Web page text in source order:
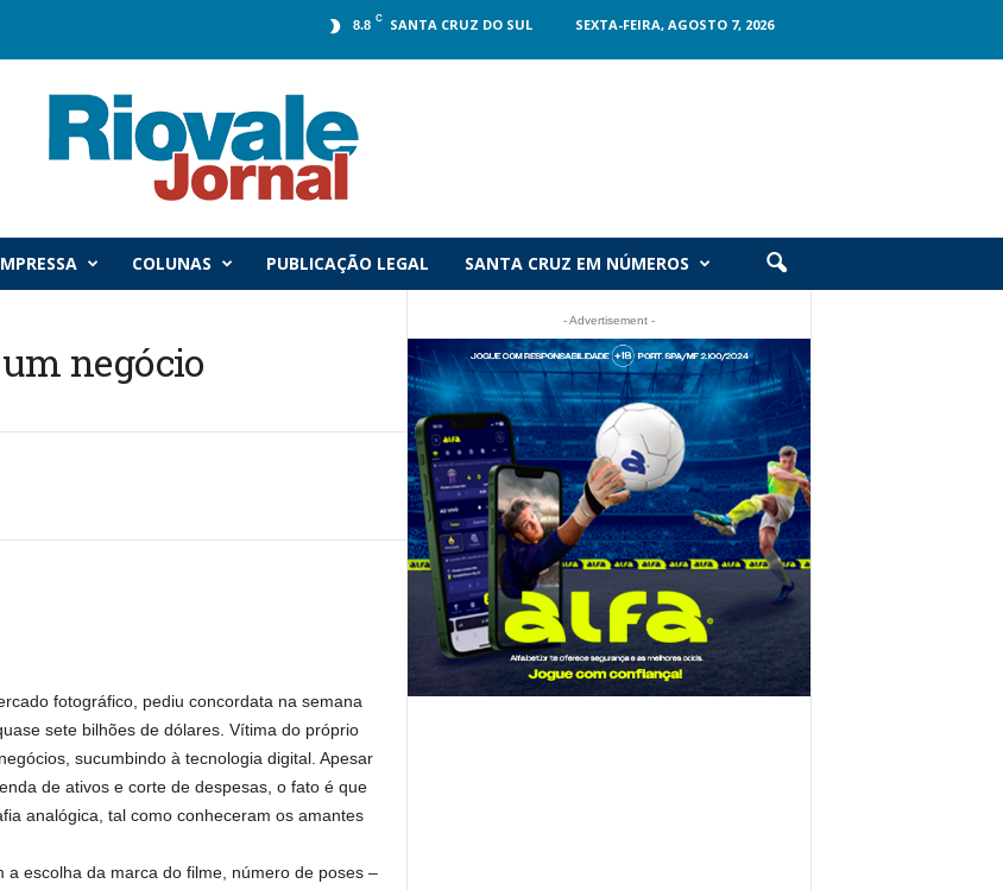
8.8 C SANTA CRUZ DO SUL SEXTA-FEIRA, AGOSTO 7, 2026
COLUNAS PUBLICAÇÃO LEGAL SANTA CRUZ EM NÚMEROS
negócio
fotográfico, pediu concordata na semana
sete bilhões de dólares. Vítima do próprio
sucumbindo à tecnologia digital. Apesar
de ativos e corte de despesas, o fato é que
analógica, tal como conheceram os amantes
escolha da marca do filme, número de poses –
- Advertisement -